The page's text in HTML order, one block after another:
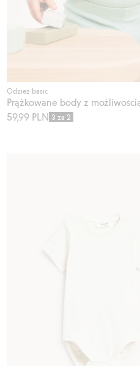
Odzież basic
Prążkowane body z
59,99 PLN 3 za 2